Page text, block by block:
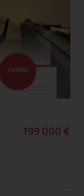
199 000 €